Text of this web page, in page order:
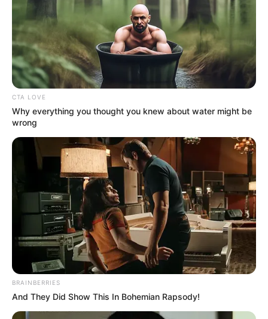
CTA LOVE
Why everything you thought you knew about water might be
wrong
BRAINBERRIES
And They Did Show This In Bohemian Rapsody!